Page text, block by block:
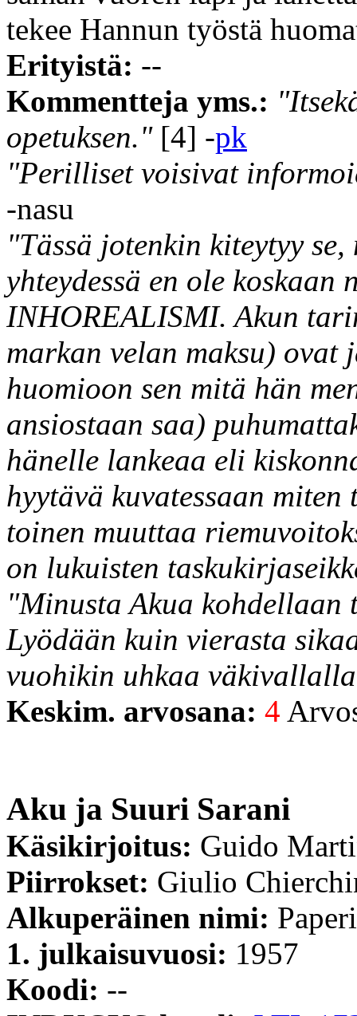
tekee Hannun työstä
Erityistä: --
Kommentteja yms.:
opetuksen."[4] -pk
"Perilliset voisivat
-nasu
"Tässä jotenkin kiteytyy
yhteydessä en ole koskaan
INHOREALISMI. Akun
markan velan maksu)
huomioon sen mitä hän
ansiostaan saa)
hänelle lankeaa eli
hyytävä kuvatessaan
toinen muuttaa
on lukuisten
"Minusta Akua kohdellaan
Lyödään kuin vierasta
vuohikin uhkaa
Keskim. arvosana: 4
Aku ja Suuri Sarani
Käsikirjoitus: Guido
Piirrokset: Giulio
Alkuperäinen nimi:
1. julkaisuvuosi: 1957
Koodi: --